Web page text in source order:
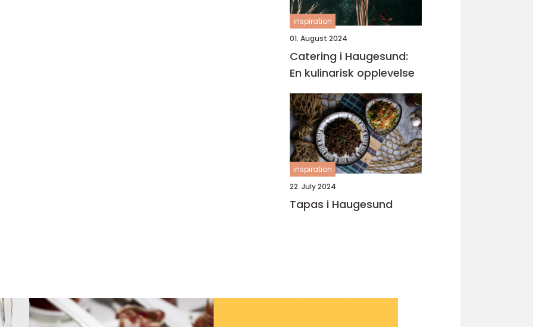
inspiration
01. August 2024
Catering i Haugesund:
En kulinarisk opplevelse
inspiration
22. July 2024
Tapas i Haugesund